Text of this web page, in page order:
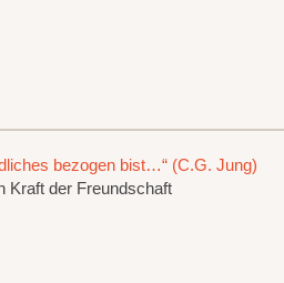
bezogen bist…“ (C.G. Jung)
Kraft der Freundschaft